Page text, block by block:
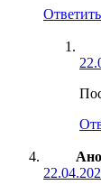
Ответить